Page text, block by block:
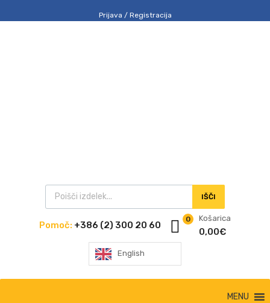
Prijava / Registracija
IŠČI
Pomoč: +386 (2) 300 20 60
Košarica
0,00€
0
English
MENU